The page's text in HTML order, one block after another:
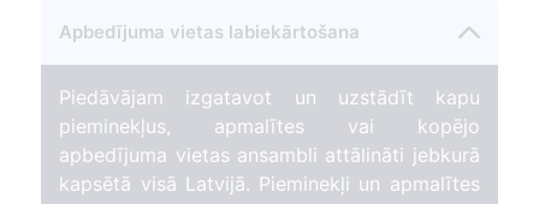
Apbedījuma vietas labiekārtošana
Piedāvājam izgatavot un uzstādīt kapu
pieminekļus, apmalītes vai kopējo
apbedījuma vietas ansambli attālināti jebkurā
kapsētā visā Latvijā. Pieminekļi un apmalītes